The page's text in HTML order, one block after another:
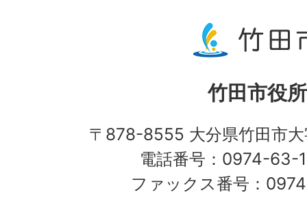
竹田市役所
〒878-8555 大分県竹田市
電話番号：0974-63-
ファックス番号：